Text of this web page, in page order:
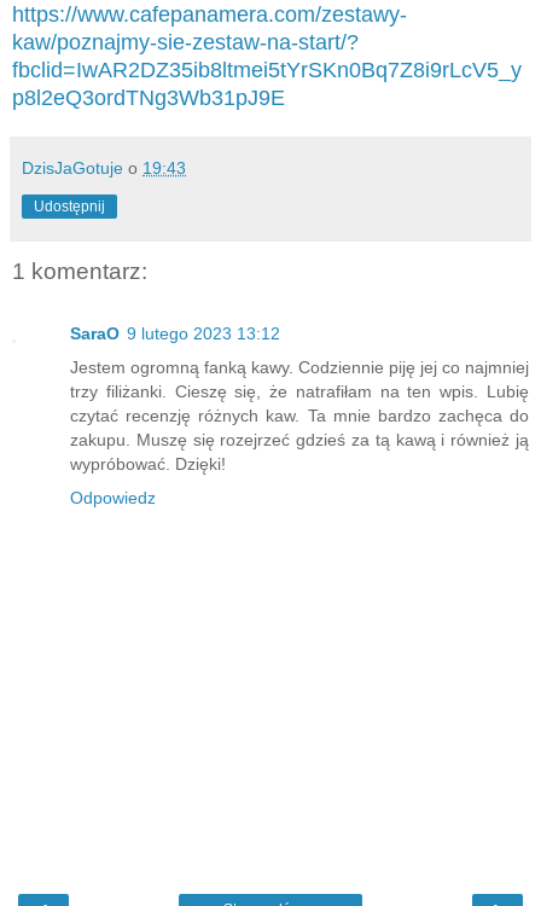
https://www.cafepanamera.com/zestawy-
kaw/poznajmy-sie-zestaw-na-start/?
fbclid=IwAR2DZ35ib8ltmei5tYrSKn0Bq7Z8i9rLcV5_y
p8l2eQ3ordTNg3Wb31pJ9E
DzisJaGotuje o 19:43
Udostępnij
1 komentarz:
SaraO 9 lutego 2023 13:12
Jestem ogromną fanką kawy. Codziennie piję jej co najmniej
trzy filiżanki. Cieszę się, że natrafiłam na ten wpis. Lubię
czytać recenzję różnych kaw. Ta mnie bardzo zachęca do
zakupu. Muszę się rozejrzeć gdzieś za tą kawą i również ją
wypróbować. Dzięki!
Odpowiedz